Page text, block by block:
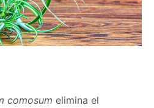
comosum elimina el